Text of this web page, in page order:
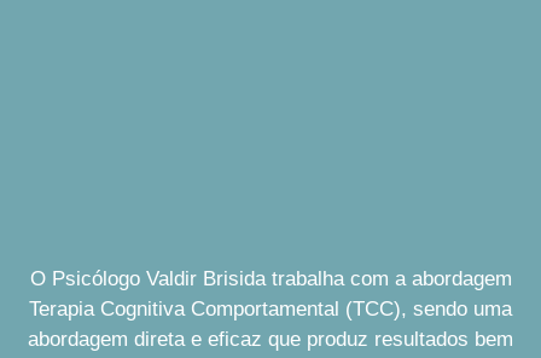
O Psicólogo Valdir Brisida trabalha com a abordagem
Terapia Cognitiva Comportamental (TCC), sendo uma
abordagem direta e eficaz que produz resultados bem